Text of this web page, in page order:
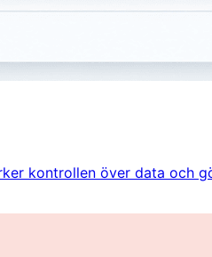
kontrollen över data och